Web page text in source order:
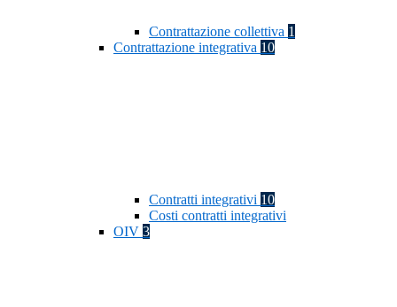
Contrattazione collettiva 1
Contrattazione integrativa 10
Contratti integrativi 10
Costi contratti integrativi
OIV 3